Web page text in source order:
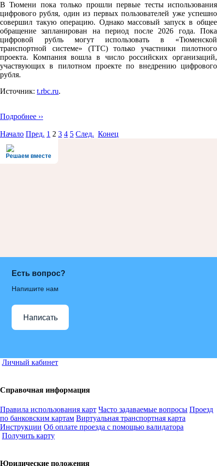
В Тюмени пока только прошли первые тесты использования
цифрового рубля, один из первых пользователей уже успешно
совершил такую операцию. Однако массовый запуск в общее
обращение запланирован на период после 2026 года. Пока
цифровой рубль могут использовать в «Тюменской
транспортной системе» (ТТС) только участники пилотного
проекта. Компания вошла в число российских организаций,
участвующих в пилотном проекте по внедрению цифрового
рубля.
Источник: t.rbc.ru.
Подробнее ››
Начало Пред. 1 2 3 4 5 След. Конец
Решаем вместе
Есть вопрос?
Напишите нам
Написать
Личный кабинет
Справочная информация
Правила использования карт Часто задаваемые вопросы Проезд
по банковским картам Виртуальная транспортная карта
Инструкции Об оплате проезда с помощью валидатора
Получить карту
Юридические положения